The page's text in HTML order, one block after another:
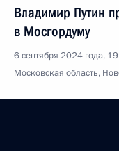
Владимир Путин
в Мосгордуму
6 сентября 2024 года,
Московская область,